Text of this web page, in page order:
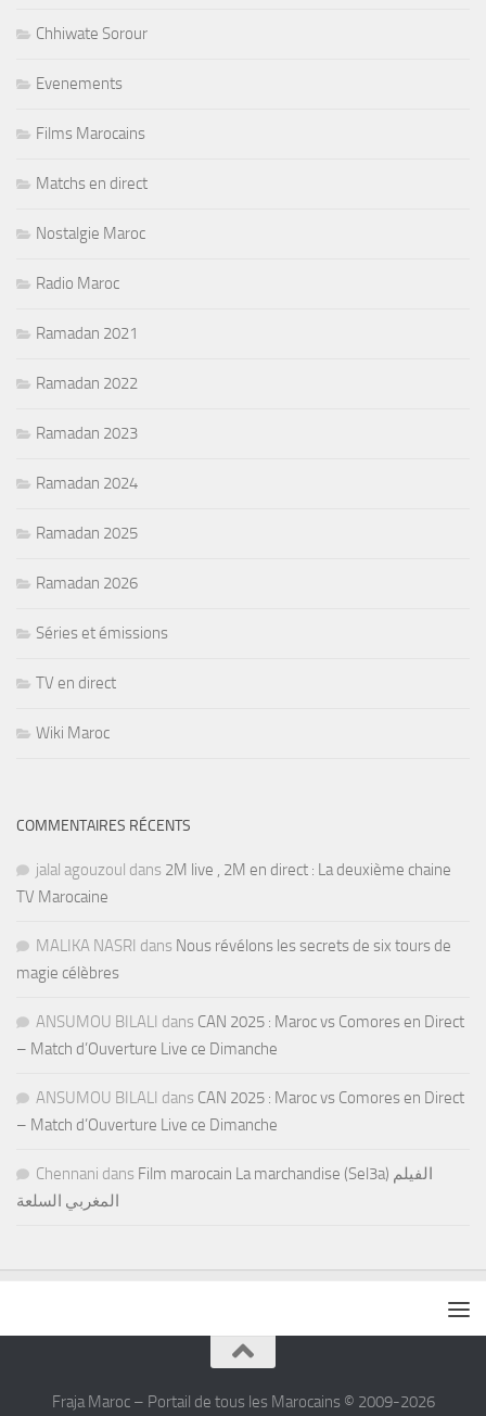
Chhiwate Sorour
Evenements
Films Marocains
Matchs en direct
Nostalgie Maroc
Radio Maroc
Ramadan 2021
Ramadan 2022
Ramadan 2023
Ramadan 2024
Ramadan 2025
Ramadan 2026
Séries et émissions
TV en direct
Wiki Maroc
COMMENTAIRES RÉCENTS
jalal agouzoul dans 2M live , 2M en direct : La deuxième chaine
TV Marocaine
MALIKA NASRI dans Nous révélons les secrets de six tours de
magie célèbres
ANSUMOU BILALI dans CAN 2025 : Maroc vs Comores en Direct
– Match d’Ouverture Live ce Dimanche
ANSUMOU BILALI dans CAN 2025 : Maroc vs Comores en Direct
– Match d’Ouverture Live ce Dimanche
Chennani dans Film marocain La marchandise (Sel3a) الفيلم
المغربي السلعة
Fraja Maroc – Portail de tous les Marocains © 2009-2026